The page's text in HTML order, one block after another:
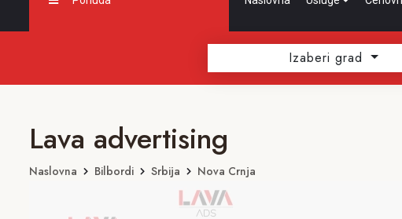
Izaberi grad
Lava advertising
Naslovna Bilbordi Srbija Nova Crnja